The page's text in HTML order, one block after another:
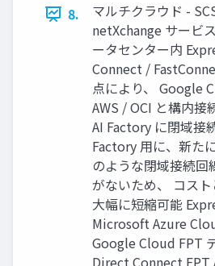
8.
マルチクラウド -
netXchange サービ
ータセンター内
Connect /
点により、 Google
AWS / OCI と構内接
AI Factory に閉域接
Factory ⽤に、新た
のような閉域接続回
がないため、 コス
⼤幅に短縮可能
Microsoft Azure
Google Cloud FPT